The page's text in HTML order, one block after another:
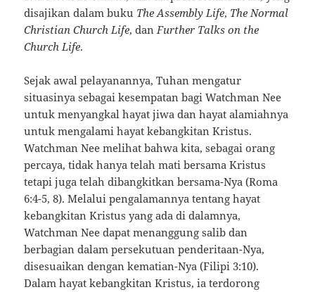
disajikan dalam buku The Assembly Life, The Normal
Christian Church Life, danFurther Talks on the
Church Life.
Sejak awal pelayanannya, Tuhan mengatur
situasinya sebagai kesempatan bagi Watchman Nee
untuk menyangkal hayat jiwa dan hayat alamiahnya
untuk mengalami hayat kebangkitan Kristus.
Watchman Nee melihat bahwa kita, sebagai orang
percaya, tidak hanya telah mati bersama Kristus
tetapi juga telah dibangkitkan bersama-Nya (Roma
6:4-5, 8). Melalui pengalamannya tentang hayat
kebangkitan Kristus yang ada di dalamnya,
Watchman Nee dapat menanggung salib dan
berbagian dalam persekutuan penderitaan-Nya,
disesuaikan dengan kematian-Nya (Filipi 3:10).
Dalam hayat kebangkitan Kristus, ia terdorong